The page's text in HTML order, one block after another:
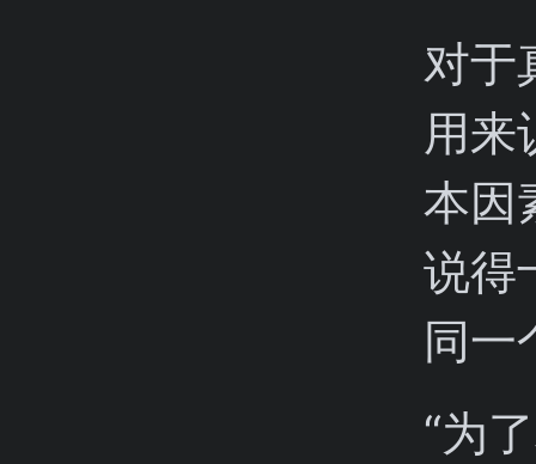
对于
用来
本因
说得
同一
“为